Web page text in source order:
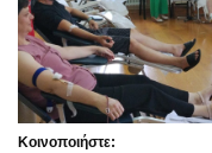
Κοινοποιήστε: